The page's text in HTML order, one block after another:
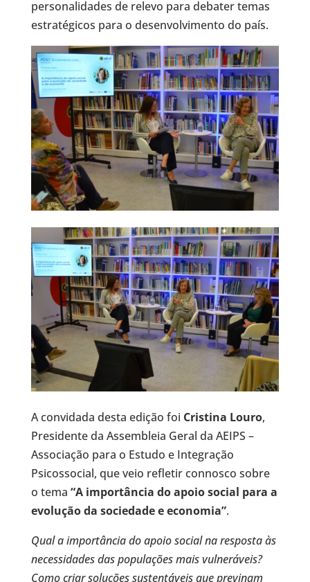
personalidades de relevo para debater temas
estratégicos para o desenvolvimento do país.
A convidada desta edição foi Cristina Louro,
Presidente da Assembleia Geral da AEIPS –
Associação para o Estudo e Integração
Psicossocial, que veio refletir connosco sobre
o tema “A importância do apoio social para a
evolução da sociedade e economia”.
Qual a importância do apoio social na resposta às
necessidades das populações mais vulneráveis?
Como criar soluções sustentáveis que previnam